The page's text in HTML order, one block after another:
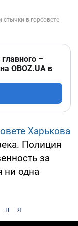
–
OBOZ.UA в
Харькова
Полиция
за
ни одна